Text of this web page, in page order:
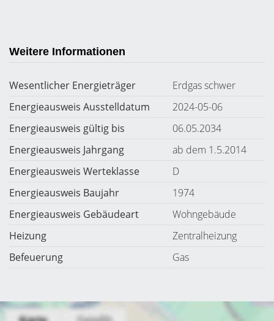
Weitere Informationen
Wesentlicher Energieträger
Erdgas schwer
Energieausweis Ausstelldatum
2024-05-06
Energieausweis gültig bis
06.05.2034
Energieausweis Jahrgang
ab dem 1.5.2014
Energieausweis Werteklasse
D
Energieausweis Baujahr
1974
Energieausweis Gebäudeart
Wohngebäude
Heizung
Zentralheizung
Befeuerung
Gas